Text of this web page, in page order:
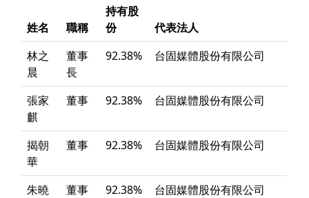
姓名 職稱
持有股
份
代表法人
林之
晨
董事
長
92.38% 台固媒體股份有限公司
張家
麒
董事 92.38% 台固媒體股份有限公司
揭朝
華
董事 92.38% 台固媒體股份有限公司
朱曉
董事 92.38% 台固媒體股份有限公司